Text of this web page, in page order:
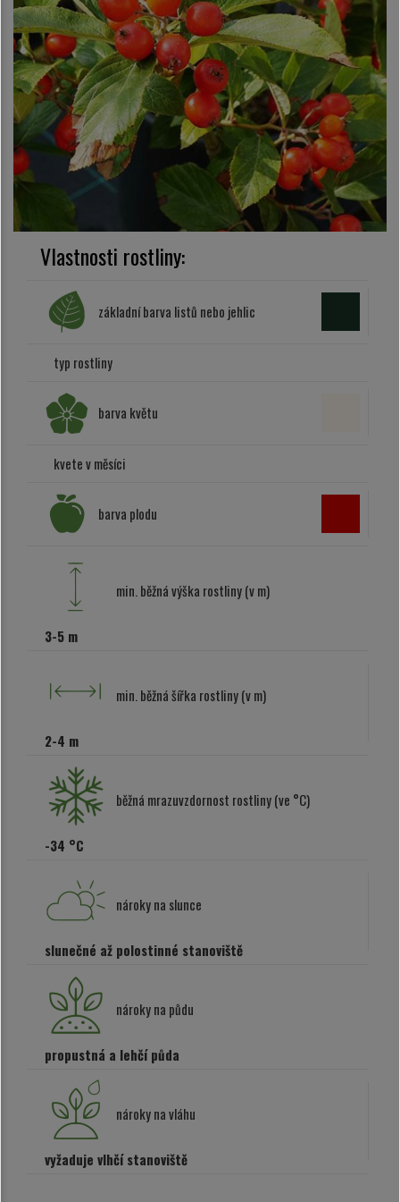
Vlastnosti rostliny:
základní barva listů nebo jehlic
typ rostliny
barva květu
kvete v měsíci
barva plodu
min. běžná výška rostliny (v m)
3-5 m
min. běžná šířka rostliny (v m)
2-4 m
běžná mrazuvzdornost rostliny (ve °C)
-34 °C
nároky na slunce
slunečné až polostinné stanoviště
nároky na půdu
propustná a lehčí půda
nároky na vláhu
vyžaduje vlhčí stanoviště